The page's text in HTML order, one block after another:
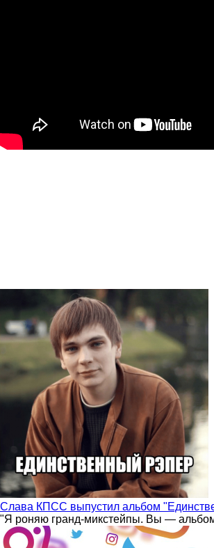
Слава КПСС выпустил альбом
"Я роняю гранд-микстейпы. Вы —